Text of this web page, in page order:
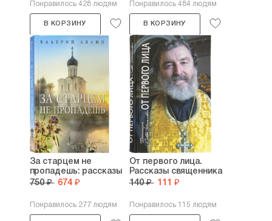
Понравилось 428 людям
В КОРЗИНУ
Понравилось 484 людям
В КОРЗИНУ
За старцем не
пропадешь: рассказы
750 ₽ 674 ₽
Понравилось 277 людям
От первого лица.
Рассказы священника
140 ₽ 111 ₽
Понравилось 115 людям